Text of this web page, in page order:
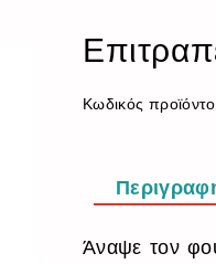
Κωδικός
Άναψε τον